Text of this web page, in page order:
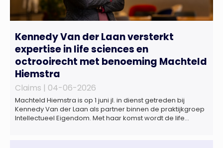
Kennedy Van der Laan versterkt
expertise in life sciences en
octrooirecht met benoeming Machteld
Hiemstra
Claims | 04-06-2026
Machteld Hiemstra is op 1 juni jl. in dienst getreden bij
Kennedy Van der Laan als partner binnen de praktijkgroep
Intellectueel Eigendom. Met haar komst wordt de life